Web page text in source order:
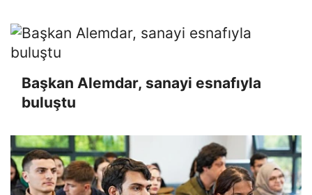
Başkan Alemdar, sanayi esnafıyla
buluştu